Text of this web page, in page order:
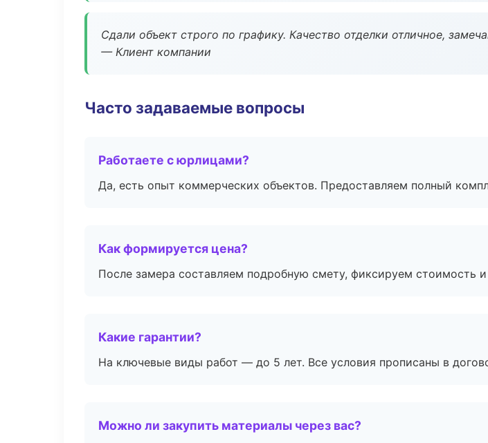
Сдали объект строго по графику. Качество отделки отличное,
— Клиент компании
Часто задаваемые вопросы
Работаете с юрлицами?
Да, есть опыт коммерческих объектов. Предоставляем полный
Как формируется цена?
После замера составляем подробную смету, фиксируем стоимость
Какие гарантии?
На ключевые виды работ — до 5 лет. Все условия прописаны в
Можно ли закупить материалы через вас?